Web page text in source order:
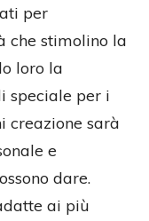
per
che stimolino la
loro la
speciale per i
creazione sarà
e
dare.
ai più